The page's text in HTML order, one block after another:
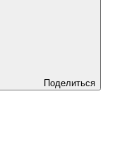
Поделиться